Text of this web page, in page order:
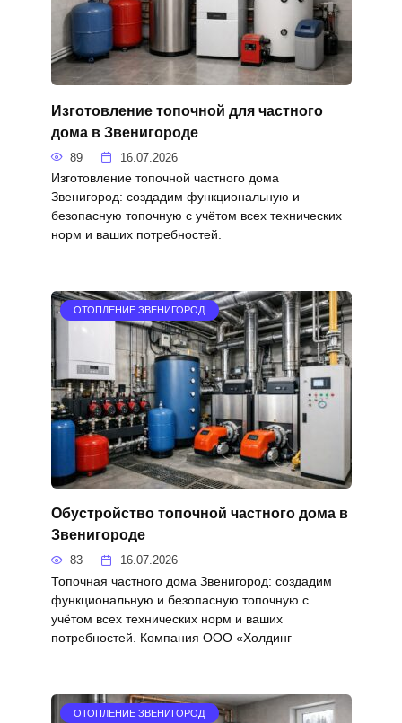
Изготовление топочной для частного
дома в Звенигороде
89 16.07.2026
Изготовление топочной частного дома
Звенигород: создадим функциональную и
безопасную топочную с учётом всех технических
норм и ваших потребностей.
ОТОПЛЕНИЕ ЗВЕНИГОРОД
Обустройство топочной частного дома в
Звенигороде
83 16.07.2026
Топочная частного дома Звенигород: создадим
функциональную и безопасную топочную с
учётом всех технических норм и ваших
потребностей. Компания ООО «Холдинг
ОТОПЛЕНИЕ ЗВЕНИГОРОД